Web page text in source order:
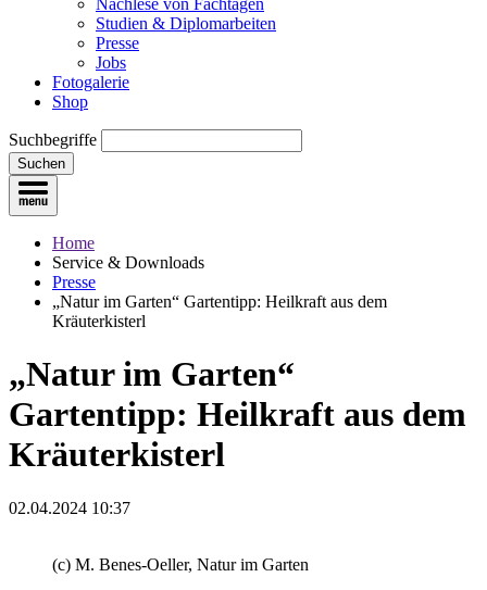
Nachlese von Fachtagen
Studien & Diplomarbeiten
Presse
Jobs
Fotogalerie
Shop
Suchbegriffe
Suchen
Home
Service & Downloads
Presse
„Natur im Garten“ Gartentipp: Heilkraft aus dem
Kräuterkisterl
„Natur im Garten“
Gartentipp: Heilkraft aus dem
Kräuterkisterl
02.04.2024 10:37
(c) M. Benes-Oeller, Natur im Garten